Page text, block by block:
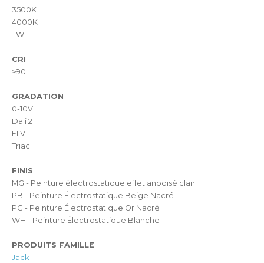
3500K
4000K
TW
CRI
≥90
GRADATION
0-10V
Dali 2
ELV
Triac
FINIS
MG - Peinture électrostatique effet anodisé clair
PB - Peinture Électrostatique Beige Nacré
PG - Peinture Électrostatique Or Nacré
WH - Peinture Électrostatique Blanche
PRODUITS FAMILLE
Jack